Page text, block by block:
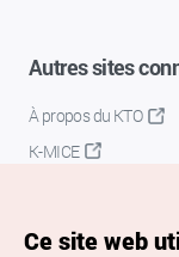
Autres sites
À propos du KTO
K-MICE
Ce site web